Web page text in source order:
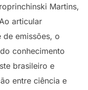
Martins,
articular
de emissões, o
conhecimento
brasileiro e
entre ciência e